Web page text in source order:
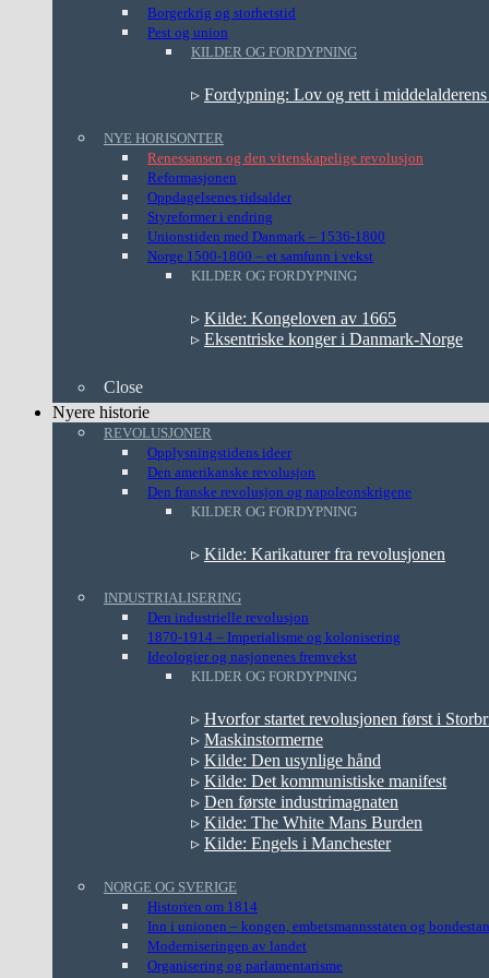
Borgerkrig og storhetstid
Pest og union
KILDER OG FORDYPNING
▹ Fordypning: Lov og rett i
NYE HORISONTER
Renessansen og den vitenskapelige revolusjon
Reformasjonen
Oppdagelsenes tidsalder
Styreformer i endring
Unionstiden med Danmark – 1536-1800
Norge 1500-1800 – et samfunn i vekst
KILDER OG FORDYPNING
▹ Kilde: Kongeloven av 1665
▹ Eksentriske konger i Danmark-Norge
Close
Nyere historie
REVOLUSJONER
Opplysningstidens ideer
Den amerikanske revolusjon
Den franske revolusjon og napoleonskrigene
KILDER OG FORDYPNING
▹ Kilde: Karikaturer fra revolusjonen
INDUSTRIALISERING
Den industrielle revolusjon
1870-1914 – Imperialisme og kolonisering
Ideologier og nasjonenes fremvekst
KILDER OG FORDYPNING
▹ Hvorfor startet revolusjonen først i
▹ Maskinstormerne
▹ Kilde: Den usynlige hånd
▹ Kilde: Det kommunistiske manifest
▹ Den første industrimagnaten
▹ Kilde: The White Mans Burden
▹ Kilde: Engels i Manchester
NORGE OG SVERIGE
Historien om 1814
Inn i unionen – kongen, embetsmannsstaten og
Moderniseringen av landet
Organisering og parlamentarisme